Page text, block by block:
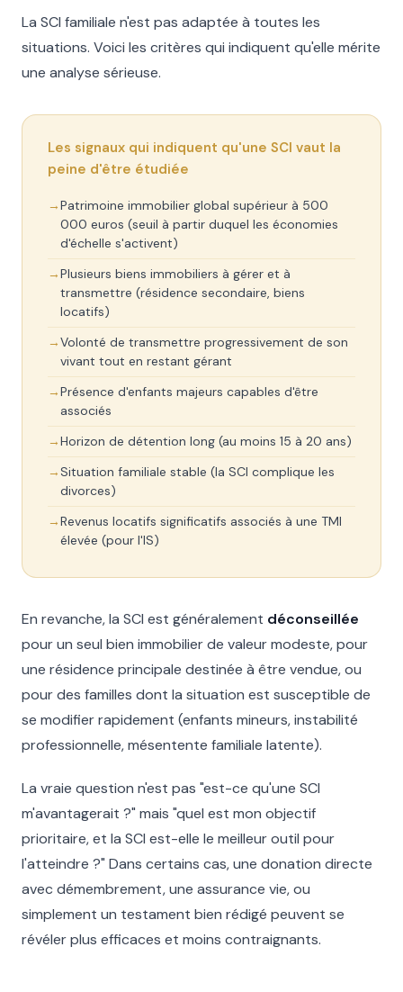
La SCI familiale n'est pas adaptée à toutes les
situations. Voici les critères qui indiquent qu'elle mérite
une analyse sérieuse.
Les signaux qui indiquent qu'une SCI vaut la
peine d'être étudiée
Patrimoine immobilier global supérieur à 500
000 euros (seuil à partir duquel les économies
d'échelle s'activent)
Plusieurs biens immobiliers à gérer et à
transmettre (résidence secondaire, biens
locatifs)
Volonté de transmettre progressivement de son
vivant tout en restant gérant
Présence d'enfants majeurs capables d'être
associés
Horizon de détention long (au moins 15 à 20 ans)
Situation familiale stable (la SCI complique les
divorces)
Revenus locatifs significatifs associés à une TMI
élevée (pour l'IS)
En revanche, la SCI est généralement déconseillée
pour un seul bien immobilier de valeur modeste, pour
une résidence principale destinée à être vendue, ou
pour des familles dont la situation est susceptible de
se modifier rapidement (enfants mineurs, instabilité
professionnelle, mésentente familiale latente).
La vraie question n'est pas "est-ce qu'une SCI
m'avantagerait ?" mais "quel est mon objectif
prioritaire, et la SCI est-elle le meilleur outil pour
l'atteindre ?" Dans certains cas, une donation directe
avec démembrement, une assurance vie, ou
simplement un testament bien rédigé peuvent se
révéler plus efficaces et moins contraignants.